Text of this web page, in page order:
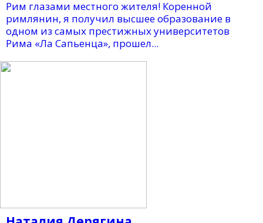
Рим глазами местного жителя! Коренной
римлянин, я получил высшее образование в
одном из самых престижных университетов
Рима «Ла Сапьенца», прошел...